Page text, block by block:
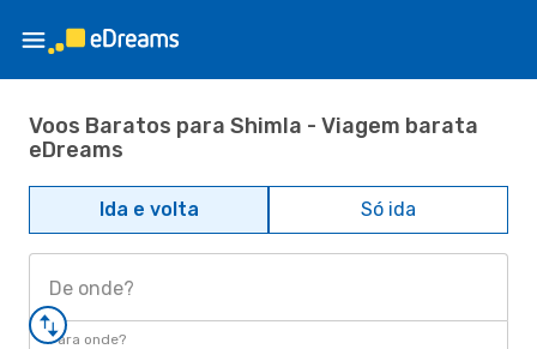
Voos Baratos para Shimla - Viagem barata
eDreams
Ida e volta Só ida
De onde?
Para onde?